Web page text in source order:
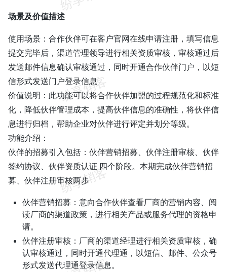
场景及价值描述
使用场景：合作伙伴可在客户官网在线申请注册，填写信息
提交完毕后，渠道管理领导进行相关资质审核，审核通过后
发送邮件信息确认审核通过，同时开通合作伙伴门户，以短
信形式发送门户登录信息
价值说明：此功能可以将合作伙伴加盟的过程规范化和标准
化，降低伙伴管理成本，提高伙伴信息的准确性，将伙伴信
息进行归档，帮助企业对伙伴进行评定并划分等级。
功能介绍：
伙伴的招募引入包括：伙伴营销招募、伙伴注册审核、伙伴
签约协议、伙伴资质认证 四个阶段。本期完成伙伴营销招
募、伙伴注册审核两步
伙伴营销招募：意向合作伙伴查看厂商的营销内容、阅
读厂商的渠道政策，进行相关产品或服务代理的资格申
请。
伙伴注册审核：厂商的渠道经理进行相关资质审核，确
认审核通过，同时开通代理通，以短信、邮件、公众号
形式发送代理通登录信息。